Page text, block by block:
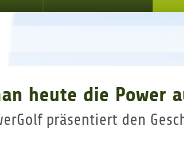
heute die Power
präsentiert den